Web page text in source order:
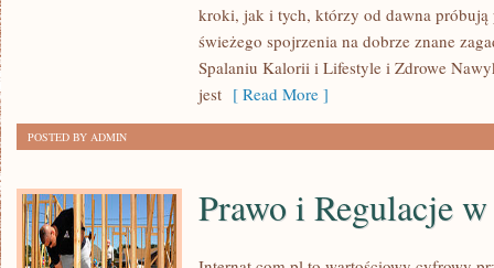
ODCHUDZANIU
kroki, jak i tych, którzy od dawna
świeżego spojrzenia na dobrze znane
Spalaniu Kalorii i Lifestyle i Zdrowe
jest [ Read More ]
POSTED BY ADMIN
Prawo i Regulacje